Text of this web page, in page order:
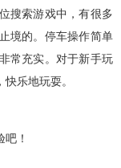
搜索游戏中，有很多
境的。停车操作简单
常充实。对于新手玩
乐地玩耍。
！